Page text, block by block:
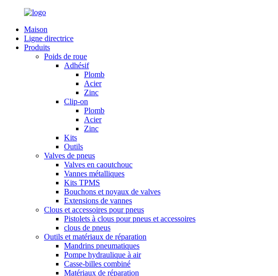
Maison
Ligne directrice
Produits
Poids de roue
Adhésif
Plomb
Acier
Zinc
Clip-on
Plomb
Acier
Zinc
Kits
Outils
Valves de pneus
Valves en caoutchouc
Vannes métalliques
Kits TPMS
Bouchons et noyaux de valves
Extensions de vannes
Clous et accessoires pour pneus
Pistolets à clous pour pneus et accessoires
clous de pneus
Outils et matériaux de réparation
Mandrins pneumatiques
Pompe hydraulique à air
Casse-billes combiné
Matériaux de réparation